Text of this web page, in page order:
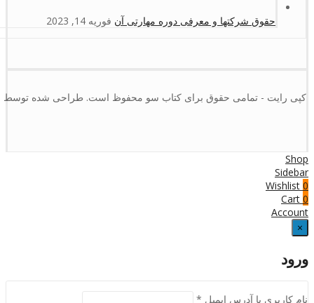
حقوق شرکتها و معرفی دوره مهارتی آن فوریه 14, 2023
کپی رایت - تمامی حقوق برای کتاب سو محفوظ است. طراحی شده
Shop
Sidebar
0
Wishlist
0
Cart
Account
×
ورود
نام کاربری یا آدرس ایمیل *